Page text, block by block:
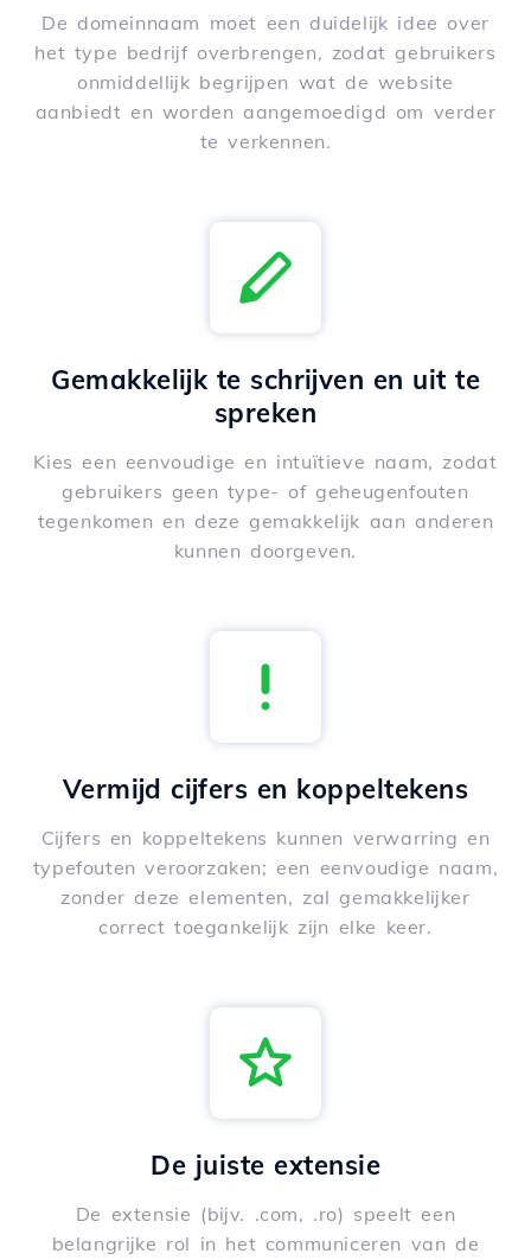
De domeinnaam moet een duidelijk idee over
het type bedrijf overbrengen, zodat gebruikers
onmiddellijk begrijpen wat de website
aanbiedt en worden aangemoedigd om verder
te verkennen.
Gemakkelijk te schrijven en uit te
spreken
Kies een eenvoudige en intuïtieve naam, zodat
gebruikers geen type- of geheugenfouten
tegenkomen en deze gemakkelijk aan anderen
kunnen doorgeven.
Vermijd cijfers en koppeltekens
Cijfers en koppeltekens kunnen verwarring en
typefouten veroorzaken; een eenvoudige naam,
zonder deze elementen, zal gemakkelijker
correct toegankelijk zijn elke keer.
De juiste extensie
De extensie (bijv. .com, .ro) speelt een
belangrijke rol in het communiceren van de